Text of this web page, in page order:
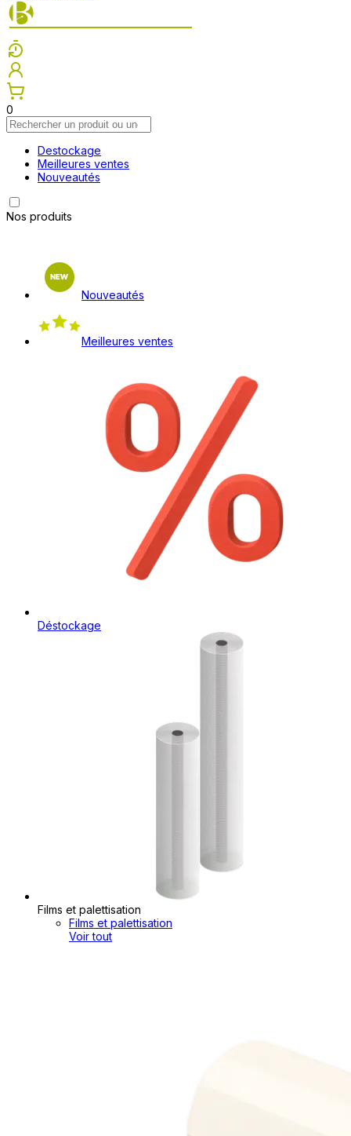
0
Destockage
Meilleures ventes
Nouveautés
Nos produits
Nouveautés
Meilleures ventes
Déstockage
Films et palettisation
Films et palettisation
Voir tout